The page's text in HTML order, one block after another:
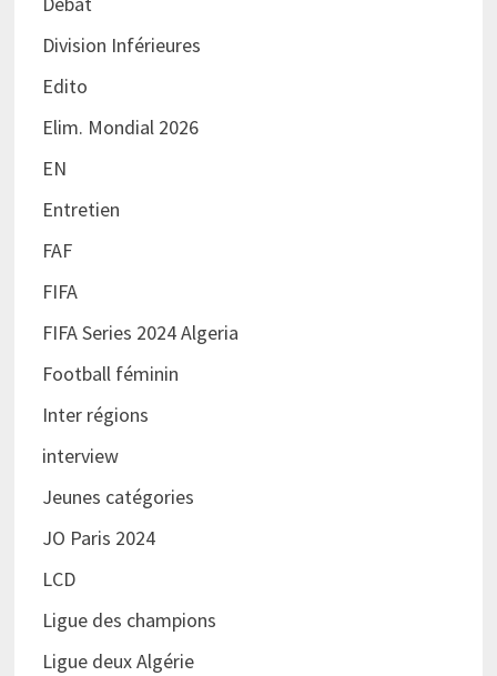
Division Inférieures
Edito
Elim. Mondial 2026
EN
Entretien
FAF
FIFA
FIFA Series 2024 Algeria
Football féminin
Inter régions
interview
Jeunes catégories
JO Paris 2024
LCD
Ligue des champions
Ligue deux Algérie